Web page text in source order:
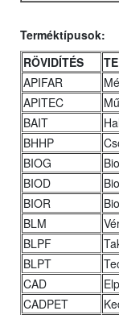
Terméktípusok:
RÖVIDÍTÉS
APIFAR
APITEC
BAIT
BHHP
BIOG
BIOD
BIOR
BLM
BLPF
BLPT
CAD
CADPET